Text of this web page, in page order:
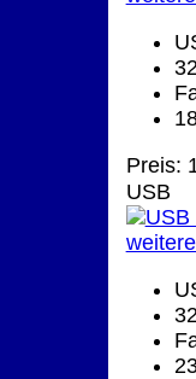
Preis:
USB